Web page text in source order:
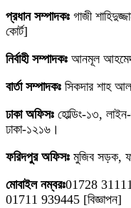
প্রধান সম্পাদকঃ গাজী
কোর্ট]
নির্বাহী সম্পাদকঃ আনমূল
বার্তা সম্পাদকঃ সিকদার শাহ
ঢাকা অফিসঃ হোল্ডিং-১৩,
ঢাকা-১২১৬।
ফরিদপুর অফিসঃ মুজিব সড়ক,
মোবাইল নম্বরঃ01728
01711 939445 [বিজ্ঞাপন]